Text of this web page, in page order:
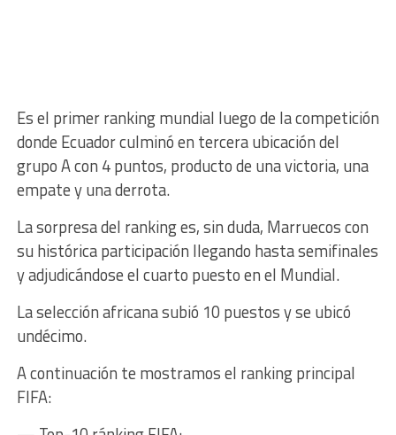
Es el primer ranking mundial luego de la competición
donde Ecuador culminó en tercera ubicación del
grupo A con 4 puntos, producto de una victoria, una
empate y una derrota.
La sorpresa del ranking es, sin duda, Marruecos con
su histórica participación llegando hasta semifinales
y adjudicándose el cuarto puesto en el Mundial.
La selección africana subió 10 puestos y se ubicó
undécimo.
A continuación te mostramos el ranking principal
FIFA: